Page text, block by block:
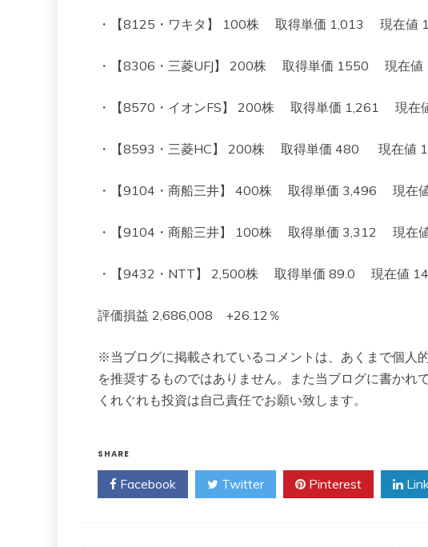
・【8125・ワキタ】 100株 取得単価 1,013 現在値
・【8306・三菱UFJ】 200株 取得単価 1550 現在
・【8570・イオンFS】 200株 取得単価 1,261 現
・【8593・三菱HC】 200株 取得単価 480 現在値
・【9104・商船三井】 400株 取得単価 3,496 現在
・【9104・商船三井】 100株 取得単価 3,312 現在
・【9432・NTT】 2,500株 取得単価 89.0 現在値
評価損益 2,686,008 +26.12％
※当ブログに掲載されているコメントは、あくまで個人
を推奨するものではありません。また当ブログに書かれ
くれぐれも投資は自己責任でお願い致します。
SHARE
Facebook Twitter Pinterest